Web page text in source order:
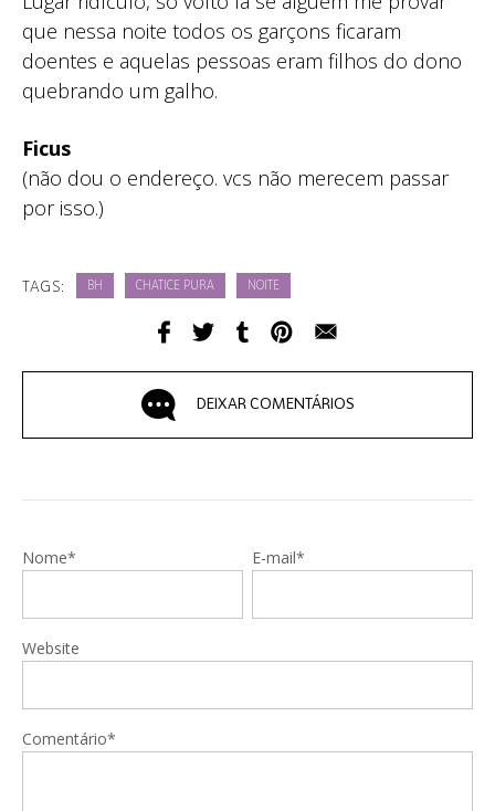
que nessa noite todos os garçons ficaram
doentes e aquelas pessoas eram filhos do dono
quebrando um galho.
Ficus
(não dou o endereço. vcs não merecem passar
por isso.)
TAGS: BH CHATICE PURA NOITE
DEIXAR COMENTÁRIOS
Nome* E-mail*
Website
Comentário*